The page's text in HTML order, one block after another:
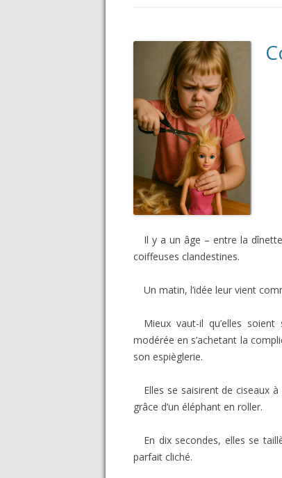
Il y a un âge – entre la
coiffeuses clandestines.
Un matin, l’idée leur vient
Mieux vaut-il qu’elles
modérée en s’achetant la
son espièglerie.
Elles se saisirent de ciseaux
grâce d’un éléphant en roller.
En dix secondes, elles se
parfait cliché.